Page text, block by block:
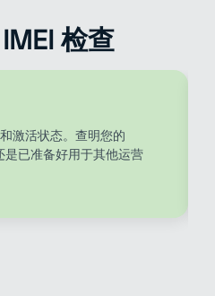
检查
激活状态。查明您的
是已准备好用于其他运营